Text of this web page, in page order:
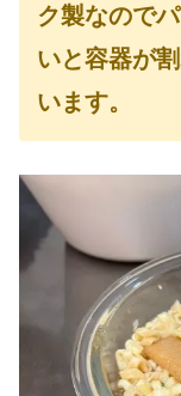
ク製なので
いと容器が
います。